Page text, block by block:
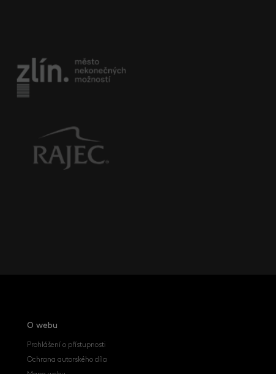
O webu
Prohlášení o přístupnosti
Ochrana autorského díla